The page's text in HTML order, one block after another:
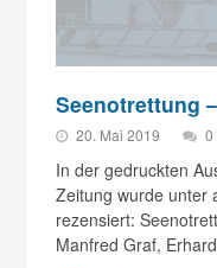
Seenotrettung
20. Mai 2019 0
In der gedruckten
Zeitung wurde unter
rezensiert:
Manfred Graf,